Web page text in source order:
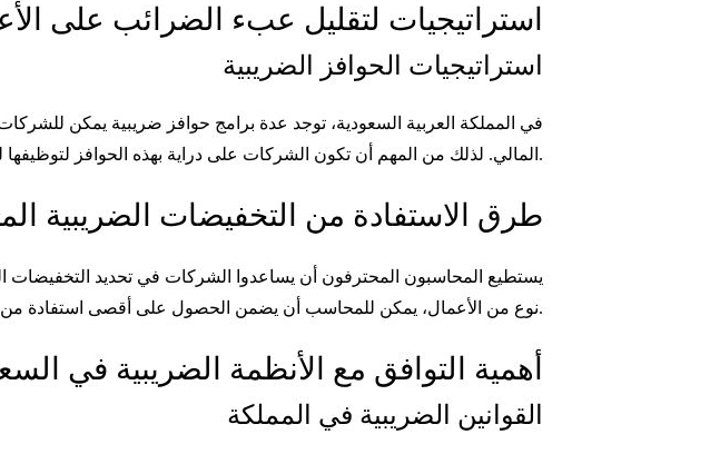
استراتيجيات لتقليل عبء الضرائب على
استراتيجيات الحوافز الضريبية
في المملكة العربية السعودية، توجد عدة برامج حوافز ضريبية يمكن للشركات
المالي. لذلك من المهم أن تكون الشركات على دراية بهذه الحوافز لتوظيفها لصالحها.
طرق الاستفادة من التخفيضات الضريبية
يستطيع المحاسبون المحترفون أن يساعدوا الشركات في تحديد التخفيضات
نوع من الأعمال، يمكن للمحاسب أن يضمن الحصول على أقصى استفادة من هذه التخفيضات.
أهمية التوافق مع الأنظمة الضريبية في
القوانين الضريبية في المملكة